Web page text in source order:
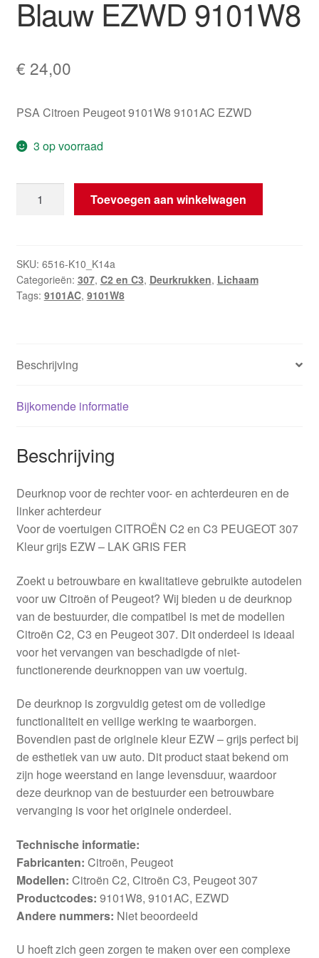
Blauw EZWD 9101W8
€ 24,00
PSA Citroen Peugeot 9101W8 9101AC EZWD
3 op voorraad
Bestuurder
Blauw
EZWD
9101W8
Toevoegen aan winkelwagen
SKU: 6516-K10_K14a
Categorieën: 307, C2 en C3, Deurkrukken, Lichaam
Tags: 9101AC, 9101W8
Beschrijving
Bijkomende informatie
Beschrijving
Deurknop voor de rechter voor- en achterdeuren en de
linker achterdeur
Voor de voertuigen CITROËN C2 en C3 PEUGEOT 307
Kleur grijs EZW – LAK GRIS FER
Zoekt u betrouwbare en kwalitatieve gebruikte autodelen
voor uw Citroën of Peugeot? Wij bieden u de deurknop
van de bestuurder, die compatibel is met de modellen
Citroën C2, C3 en Peugeot 307. Dit onderdeel is ideaal
voor het vervangen van beschadigde of niet-
functionerende deurknoppen van uw voertuig.
De deurknop is zorgvuldig getest om de volledige
functionaliteit en veilige werking te waarborgen.
Bovendien past de originele kleur EZW – grijs perfect bij
de esthetiek van uw auto. Dit product staat bekend om
zijn hoge weerstand en lange levensduur, waardoor
deze deurknop van de bestuurder een betrouwbare
vervanging is voor het originele onderdeel.
Technische informatie:
Fabricanten: Citroën, Peugeot
Modellen: Citroën C2, Citroën C3, Peugeot 307
Productcodes: 9101W8, 9101AC, EZWD
Andere nummers: Niet beoordeeld
U hoeft zich geen zorgen te maken over een complexe